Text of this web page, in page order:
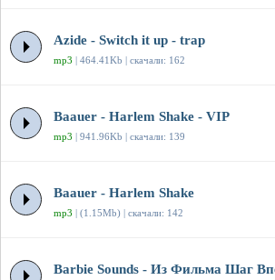
Azide - Switch it up - trap
mp3 | 464.41Kb | скачали: 162
Baauer - Harlem Shake - VIP
mp3 | 941.96Kb | скачали: 139
Baauer - Harlem Shake
mp3 | (1.15Mb) | скачали: 142
Barbie Sounds - Из Фильма Шаг